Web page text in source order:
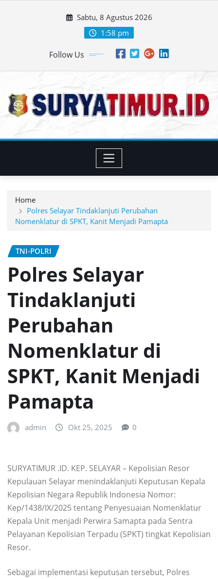
Sabtu, 8 Agustus 2026
1:58 pm
Follow Us
Home
Polres Selayar Tindaklanjuti Perubahan
Nomenklatur di SPKT, Kanit Menjadi Pamapta
TNI-POLRI
Polres Selayar
Tindaklanjuti
Perubahan
Nomenklatur di
SPKT, Kanit Menjadi
Pamapta
admin Okt 25, 2025 0
SURYATIMUR .ID. KEP. SELAYAR – Kepolisian Resor
Kepulauan Selayar menindaklanjuti Keputusan Kepala
Kepolisian Negara Republik Indonesia Nomor:
Kep/1438/IX/2025 tentang Penyesuaian Nomenklatur
Kepala Unit menjadi Perwira Samapta pada Sentra
Pelayanan Kepolisian Terpadu (SPKT) tingkat Kepolisian
Resor.
Sebagai implementasi keputusan tersebut, Polres